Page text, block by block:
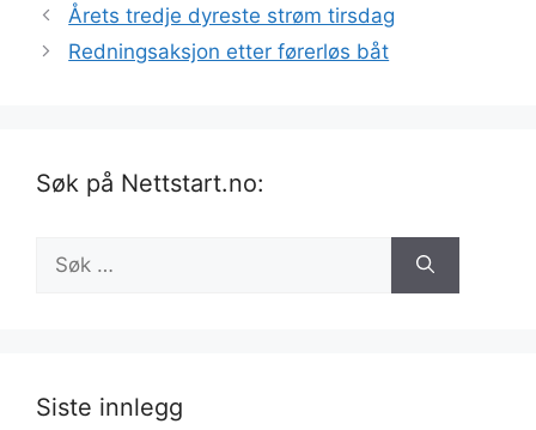
Årets tredje dyreste strøm tirsdag
Redningsaksjon etter førerløs båt
Søk på Nettstart.no:
etter:
Siste innlegg